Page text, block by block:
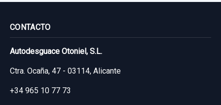
CONTACTO
Autodesguace Otoniel, S.L.
Ctra. Ocaña, 47 - 03114, Alicante
+34 965 10 77 73